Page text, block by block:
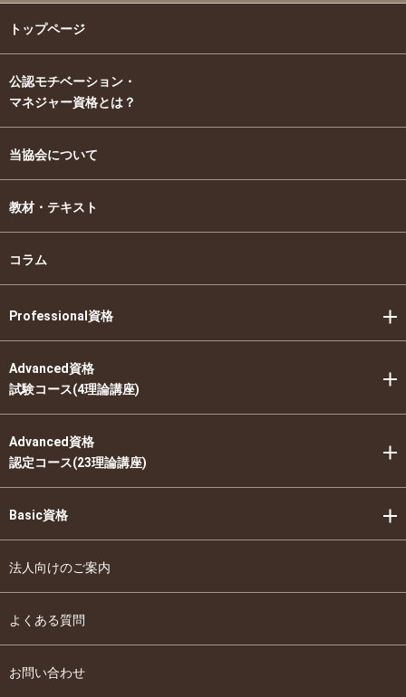
トップページ
公認モチベーション・
マネジャー資格とは？
当協会について
教材・テキスト
コラム
Professional資格
Advanced資格
試験コース(4理論講座)
Advanced資格
認定コース(23理論講座)
Basic資格
法人向けのご案内
よくある質問
お問い合わせ